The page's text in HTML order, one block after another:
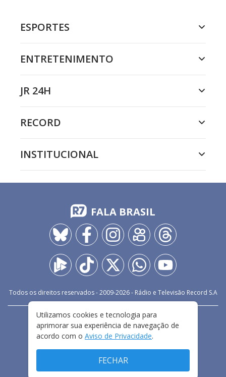
ESPORTES
ENTRETENIMENTO
JR 24H
RECORD
INSTITUCIONAL
FALA BRASIL
Todos os direitos reservados - 2009-2026- Rádio e Televisão Record S.A
FALE CONOSCO
PRIVACIDADE
TERMOS E CONDIÇÕES DE USO
Utilizamos cookies e tecnologia para
aprimorar sua experiência de navegação de
acordo com o Aviso de Privacidade.
FECHAR